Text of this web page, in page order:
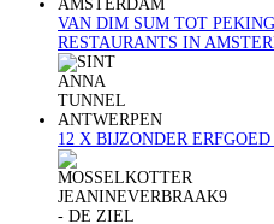
VAN DIM SUM TOT
RESTAURANTS IN
12 X BIJZONDER